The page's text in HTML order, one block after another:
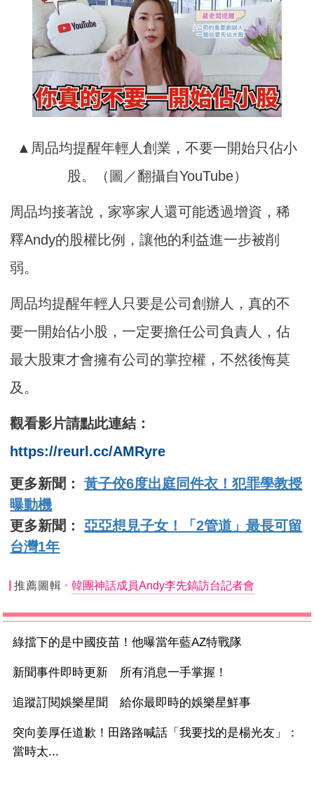
▲周品均提醒年輕人創業，不要一開始只佔小
股。（圖／翻攝自YouTube）
周品均接著說，家寧家人還可能透過增資，稀
釋Andy的股權比例，讓他的利益進一步被削
弱。
周品均提醒年輕人只要是公司創辦人，真的不
要一開始佔小股，一定要擔任公司負責人，佔
最大股東才會擁有公司的掌控權，不然後悔莫
及。
觀看影片請點此連結：
https://reurl.cc/AMRyre
更多新聞：黃子佼6度出庭同件衣！犯罪學教授
曝動機
更多新聞：亞亞想見子女！「2管道」最長可留
台灣1年
推薦圖輯 韓團神話成員Andy李先鎬訪台記者會
綠擋下的是中國疫苗！他曝當年藍AZ特戰隊
新聞事件即時更新 所有消息一手掌握！
追蹤訂閱娛樂星聞 給你最即時的娛樂星鮮事
突向姜厚任道歉！田路路喊話「我要找的是楊光友」：
當時太...